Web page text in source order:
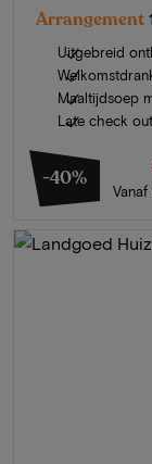
Arrangement
Uitgebreid
Maaltijdsoep
Late check out
-40%
Vanaf